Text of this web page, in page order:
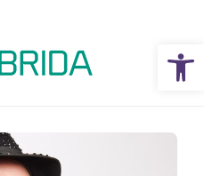
Abrir a barra de ferramentas